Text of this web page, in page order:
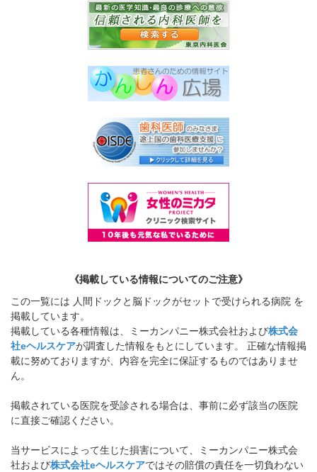
《掲載している情報についてのご注意》
この一覧には 人間ドックと脳ドックがセットで受けられる病院 を
掲載しています。
掲載している各種情報は、ミーカンパニー株式会社および株式会
社eヘルスケアが調査した情報をもとにしています。 正確な情報掲
載に努めておりますが、内容を完全に保証するものではありませ
ん。
掲載されている医院を受診される場合は、事前に必ず該当の医院
に直接ご確認ください。
当サービスによって生じた損害について、ミーカンパニー株式会
社および株式会社eヘルスケアではその賠償の責任を一切負わない